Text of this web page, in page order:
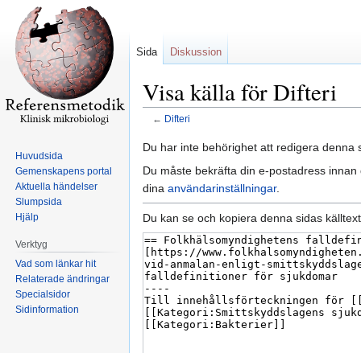
Visa källa för Difteri
← Difteri
Hoppa
till
navigering
Hoppa
till
sök
Du har inte behörighet att redigera denna
Du måste bekräfta din e-postadress
dina användarinställningar.
Du kan se och kopiera denna sidas
Sida Diskussion
Huvudsida
Gemenskapens portal
Aktuella händelser
Slumpsida
Hjälp
Verktyg
Vad som länkar hit
Relaterade ändringar
Specialsidor
Sidinformation